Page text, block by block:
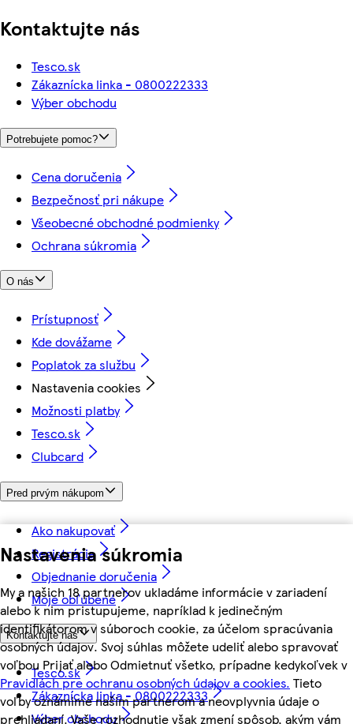
Nastavenia súkromia
My a našich 18 partnerov ukladáme informácie v zariadení
alebo k nim pristupujeme, napríklad k jedinečným
identifikátorom v súboroch cookie, za účelom spracúvania
osobných údajov. Svoj súhlas môžete udeliť alebo spravovať
voľbou Prijať alebo Odmietnuť všetko, prípadne kedykoľvek v
Pravidlách pre ochranu osobných údajov a cookies. Tieto
voľby oznámime našim partnerom a neovplyvnia údaje o
prehliadaní. Vaše rozhodnutie však zmení spôsob, akým vám
Kontaktujte nás
Tesco.sk
Zákaznícka linka - 0800222333
Výber obchodu
Potrebujete pomoc?
Cena doručenia
Bezpečnosť pri nákupe
Všeobecné obchodné podmienky
Ochrana súkromia
O nás
Prístupnosť
Kde dovážame
Poplatok za službu
Nastavenia cookies
Možnosti platby
Tesco.sk
Clubcard
Pred prvým nákupom
Ako nakupovať
Registrácia
Objednanie doručenia
Moje obľúbené
Kontaktujte nás
Tesco.sk
Zákaznícka linka - 0800222333
Výber obchodu